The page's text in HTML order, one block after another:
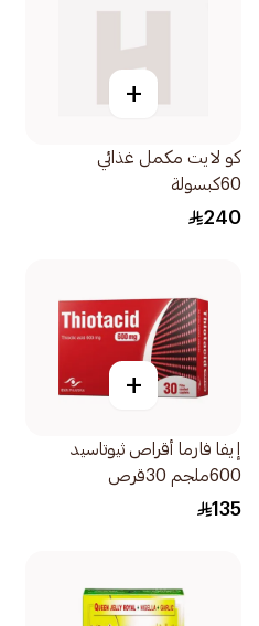
+
كو لايت مكمل غذائي
60كبسولة
240
+
إيفا فارما أقراص ثيوتاسيد
600ملجم 30قرص
135